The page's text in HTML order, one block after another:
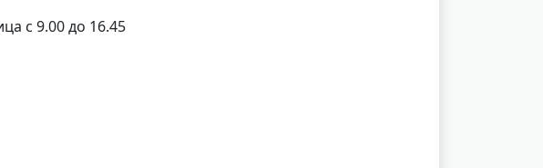
с 9.00 до 16.45